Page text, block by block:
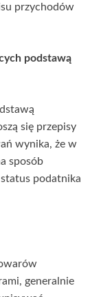
przychodów
podstawą
się przepisy
wynika, że w
sposób
podatnika
generalnie